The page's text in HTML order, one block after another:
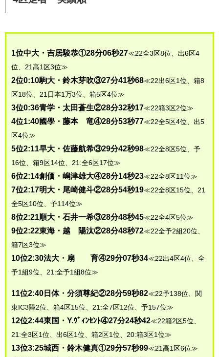
1位中大・吉居駿恭①28分06秒27≪22全3区8位、出6区4
位、21高1区3位≫
2位0:10駒大・鈴木芽吹③27分41秒68≪22出6区1位、箱8
区18位、21日本1万3位、箱5区4位≫
3位0:36青学・太田蒼生②28分32秒17≪22箱3区2位≫
4位1:40國學・藤本 竜④28分53秒77≪22全5区4位、出5
区4位≫
5位2:11早大・佐藤航希③29分42秒98≪22全8区5位、予
16位、箱9区14位、21:全6区17位≫
6位2:14創価・嶋津雄大④28分14秒23≪22全8区11位≫
7位2:17明大・尾崎健斗②28分54秒19≪22全8区15位、21
全5区10位、予114位≫
8位2:21順大・石井一希③28分48秒45≪22全4区5位≫
9位2:22東海・越 陽汰②28分48秒72≪22全予2組20位、
箱7区3位≫
10位2:30法大・扇 育④29分07秒34≪22出4区4位、全
予1組9位、21:全予1組8位≫
11位2:40日体・分須尊紀②28分59秒82≪22予138位、関
東IC3障2位、箱4区15位、21:全7区12位、予157位≫
12位2:44東国・Y.ｳﾞｨﾝｾﾝﾄ④27分24秒42≪22箱2区5位、
21:全3区1位、出6区1位、箱2区1位、20:箱3区1位≫
13位3:25城西・鈴木健真①29分57秒99≪21高1区6位≫